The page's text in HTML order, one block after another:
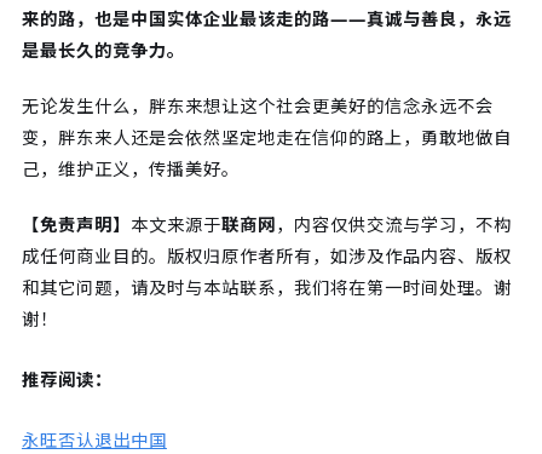
来的路，也是中国实体企业最该走的路——真诚与善良，永远
是最长久的竞争力。
无论发生什么，胖东来想让这个社会更美好的信念永远不会
变，胖东来人还是会依然坚定地走在信仰的路上，勇敢地做自
己，维护正义，传播美好。
【免责声明】 本文来源于联商网，内容仅供交流与学习，不构
成任何商业目的。版权归原作者所有，如涉及作品内容、版权
和其它问题，请及时与本站联系，我们将在第一时间处理。谢
谢！
推荐阅读：
永旺否认退出中国